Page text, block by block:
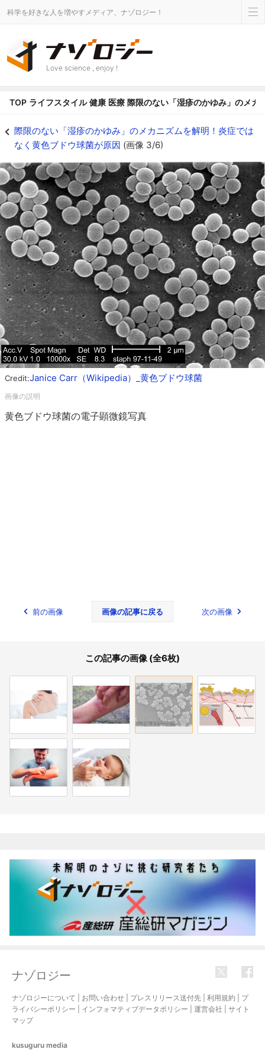
科学を好きな人を増やすメディア、ナゾロジー！
Love science , enjoy !
TOP ライフスタイル 健康 医療 際限のない「湿疹のかゆみ」のメカ
際限のない「湿疹のかゆみ」のメカニズムを解明！炎症では
なく黄色ブドウ球菌が原因 (画像 3/6)
Credit:Janice Carr（Wikipedia）_黄色ブドウ球菌
黄色ブドウ球菌の電子顕微鏡写真
前の画像 画像の記事に戻る 次の画像
この記事の画像 (全6枚)
ナゾロジー
ナゾロジーについて お問い合わせ プレスリリース送付先 利用規約
プ
ライバシーポリシー
インフォマティブデータポリシー 運営会社
サイト
マップ
kusuguru media